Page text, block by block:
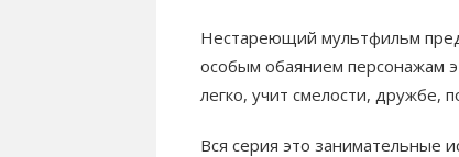
Нестареющий мультфильм
особым обаянием персонажам
легко, учит смелости, дружбе,
Вся серия это занимательные